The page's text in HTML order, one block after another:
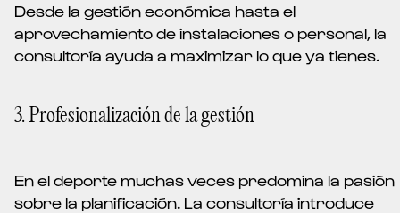
Desde la gestión económica hasta el
aprovechamiento de instalaciones o personal, la
consultoría ayuda a maximizar lo que ya tienes.
3. Profesionalización de la gestión
En el deporte muchas veces predomina la pasión
sobre la planificación. La consultoría introduce